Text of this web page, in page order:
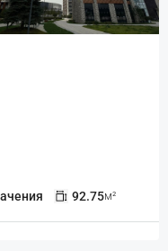
92.75м²